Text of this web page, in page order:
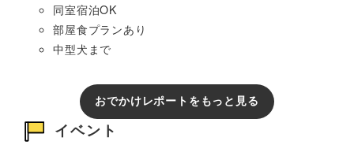
同室宿泊OK
部屋食プランあり
中型犬まで
おでかけレポートをもっと見る
イベント